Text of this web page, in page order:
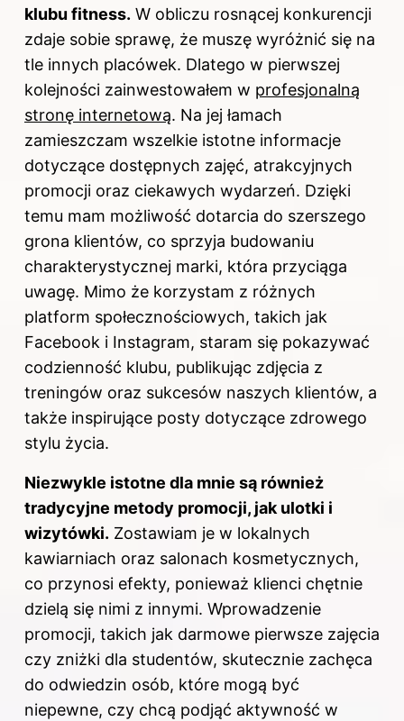
klubu fitness. W obliczu rosnącej konkurencji
zdaje sobie sprawę, że muszę wyróżnić się na
tle innych placówek. Dlatego w pierwszej
kolejności zainwestowałem w profesjonalną
stronę internetową. Na jej łamach
zamieszczam wszelkie istotne informacje
dotyczące dostępnych zajęć, atrakcyjnych
promocji oraz ciekawych wydarzeń. Dzięki
temu mam możliwość dotarcia do szerszego
grona klientów, co sprzyja budowaniu
charakterystycznej marki, która przyciąga
uwagę. Mimo że korzystam z różnych
platform społecznościowych, takich jak
Facebook i Instagram, staram się pokazywać
codzienność klubu, publikując zdjęcia z
treningów oraz sukcesów naszych klientów, a
także inspirujące posty dotyczące zdrowego
stylu życia.
Niezwykle istotne dla mnie są również
tradycyjne metody promocji, jak ulotki i
wizytówki. Zostawiam je w lokalnych
kawiarniach oraz salonach kosmetycznych,
co przynosi efekty, ponieważ klienci chętnie
dzielą się nimi z innymi. Wprowadzenie
promocji, takich jak darmowe pierwsze zajęcia
czy zniżki dla studentów, skutecznie zachęca
do odwiedzin osób, które mogą być
niepewne, czy chcą podjąć aktywność w